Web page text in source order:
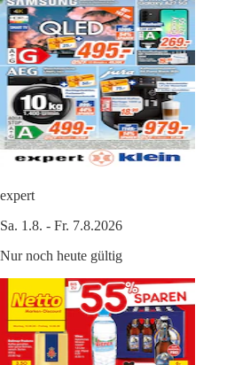
expert
Sa. 1.8. - Fr. 7.8.2026
Nur noch heute gültig